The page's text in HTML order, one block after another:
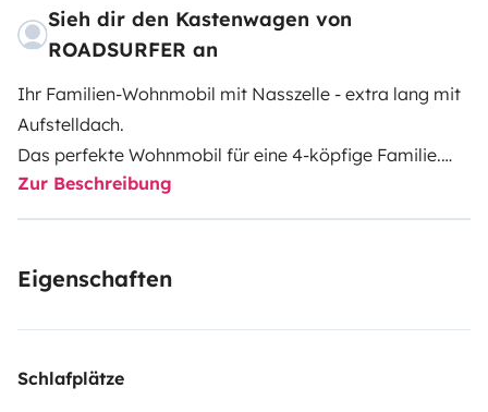
Sieh dir den Kastenwagen von
ROADSURFER an
Ihr Familien-Wohnmobil mit Nasszelle - extra lang mit
Aufstelldach.
Das perfekte Wohnmobil für eine 4-köpfige Familie.
Geräumige Küchenzeile innen.
Nasszelle mit Warmwasserdusche und Toilette.
Mehr Infos & AGB: https://roadsurfer.com/wp-
Zur Beschreibung
Eigenschaften
Schlafplätze